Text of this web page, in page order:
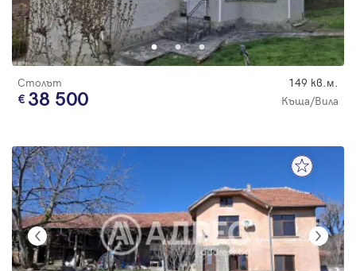
Столът 149 кв.м.
38 500 Къща/Вила